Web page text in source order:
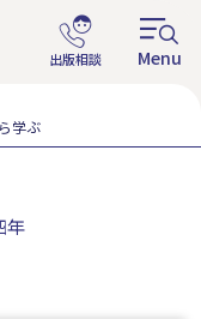
学ぶ
年